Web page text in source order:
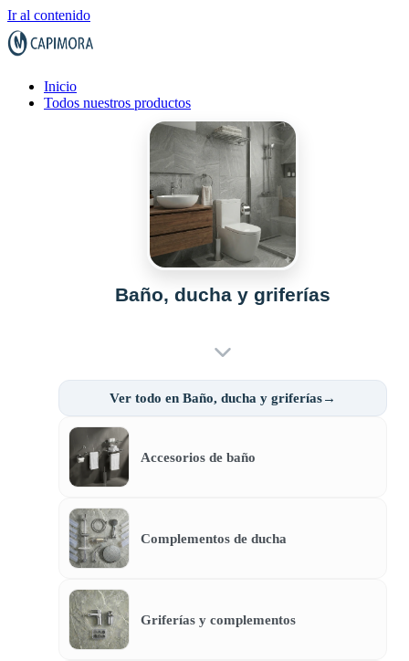
Ir al contenido
Inicio
Todos nuestros productos
Baño, ducha y griferías
Ver todo en Baño, ducha y griferías→
Accesorios de baño
Complementos de ducha
Griferías y complementos